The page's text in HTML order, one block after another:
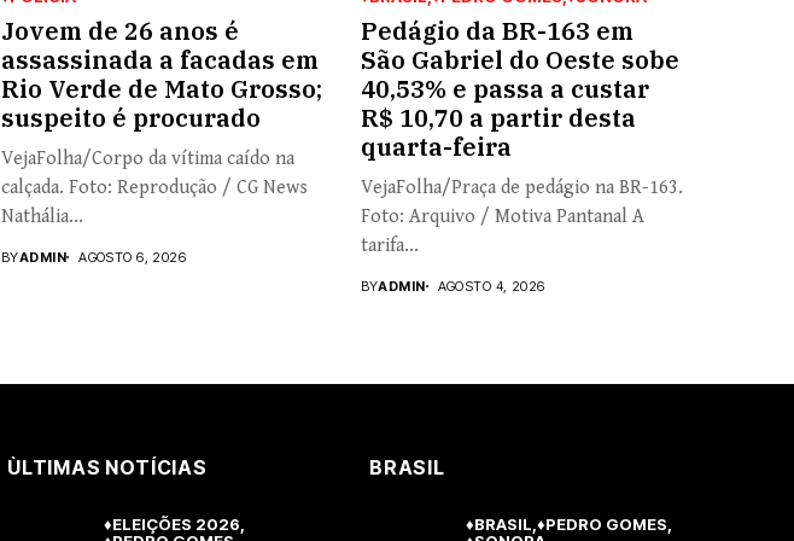
Jovem de 26 anos é
assassinada a facadas em
Rio Verde de Mato Grosso;
suspeito é procurado
VejaFolha/Corpo da vítima caído na
calçada. Foto: Reprodução / CG News
Nathália...
BYADMIN AGOSTO 6, 2026
Pedágio da BR-163 em
São Gabriel do Oeste sobe
40,53% e passa a custar
R$ 10,70 a partir desta
quarta-feira
VejaFolha/Praça de pedágio na BR-163.
Foto: Arquivo / Motiva Pantanal A
tarifa...
BYADMIN AGOSTO 4, 2026
ÙLTIMAS NOTÍCIAS
♦ELEIÇÕES 2026
BRASIL
♦BRASIL ♦PEDRO GOMES